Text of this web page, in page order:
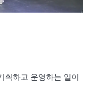
획하고 운영하는 일이